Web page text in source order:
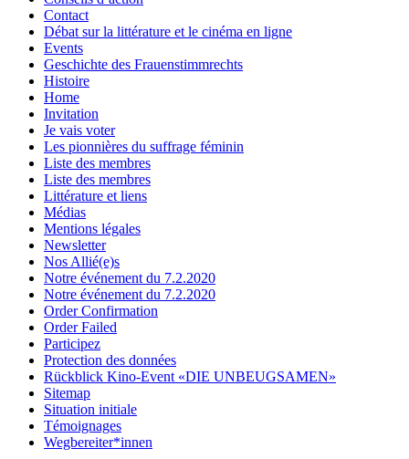
Contact
Débat sur la littérature et le cinéma en ligne
Events
Geschichte des Frauenstimmrechts
Histoire
Home
Invitation
Je vais voter
Les pionnières du suffrage féminin
Liste des membres
Liste des membres
Littérature et liens
Médias
Mentions légales
Newsletter
Nos Allié(e)s
Notre événement du 7.2.2020
Notre événement du 7.2.2020
Order Confirmation
Order Failed
Participez
Protection des données
Rückblick Kino-Event «DIE UNBEUGSAMEN»
Sitemap
Situation initiale
Témoignages
Wegbereiter*innen